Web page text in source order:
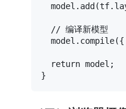
  model.
add (tf.
// 编译新模型
  model.
compile({
return model;